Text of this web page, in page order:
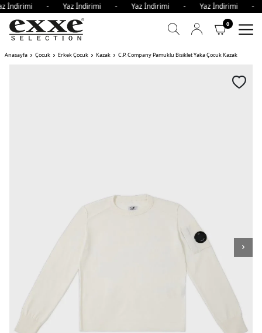
İndirimi - Yaz İndirimi - Yaz İndirimi - Yaz
0
Anasayfa Çocuk Erkek Çocuk Kazak C.P. Company Pamuklu Bisiklet Yaka Çocuk Kazak